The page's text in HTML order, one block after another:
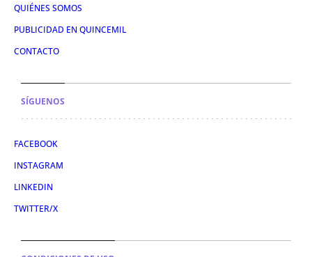
QUIÉNES SOMOS
PUBLICIDAD EN QUINCEMIL
CONTACTO
SÍGUENOS
FACEBOOK
INSTAGRAM
LINKEDIN
TWITTER/X